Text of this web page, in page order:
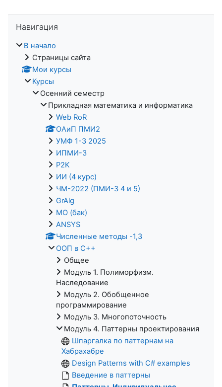
Навигация
В начало
Страницы сайта
Мои курсы
Курсы
Осенний семестр
Прикладная математика и информатика
Web RoR
ОАиП ПМИ2
УМФ 1-3 2025
ИПМИ-3
P2K
ИИ (4 курс)
ЧМ-2022 (ПМИ-3 4 и 5)
GrAlg
МО (бак)
ANSYS
Численные методы -1,3
ООП в С++
Общее
Модуль 1. Полиморфизм.
Наследование
Модуль 2. Обобщенное
программирование
Модуль 3. Многопоточность
Модуль 4. Паттерны проектирования
Шпаргалка по паттернам на
Хабрахабре
Design Patterns with C# examples
Введение в паттерны